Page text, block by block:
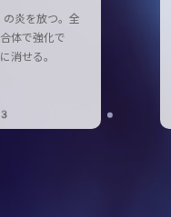
炎を放つ。全
体で強化で
消せる。